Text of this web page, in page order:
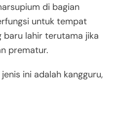
di bagian
untuk tempat
baru lahir terutama jika
prematur.
ini adalah kangguru,